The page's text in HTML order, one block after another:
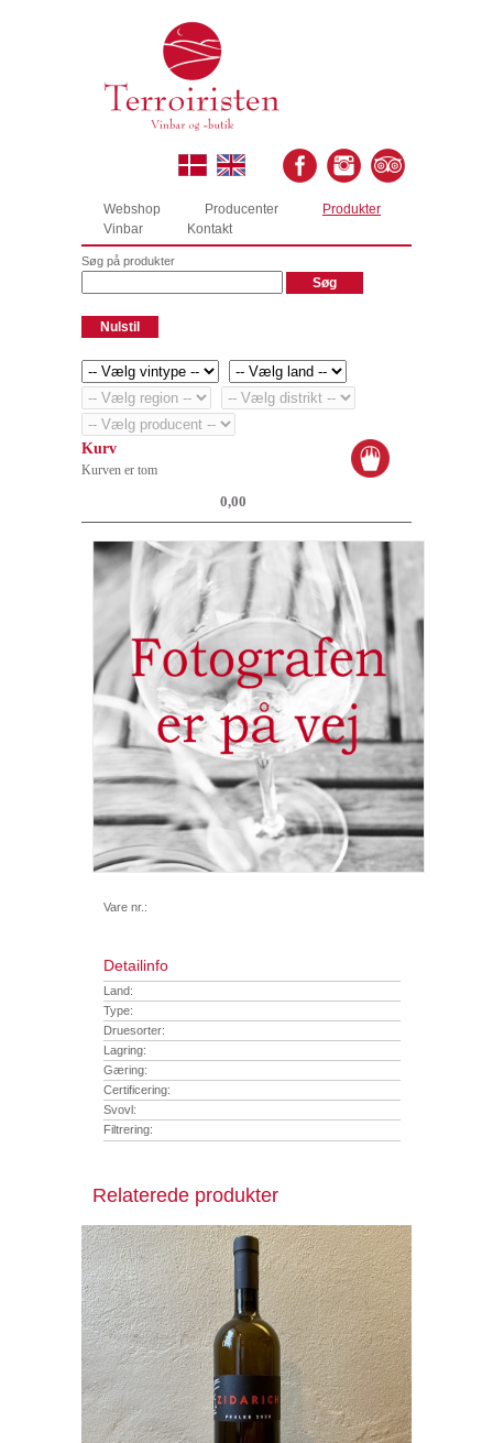
Webshop Producenter
Produkter
Vinbar
Kontakt
Søg på produkter
Kurv
Kurven er tom
0,00
Vare nr.:
Detailinfo
Land:
Type:
Druesorter:
Lagring:
Gæring:
Certificering:
Svovl:
Filtrering:
Relaterede produkter